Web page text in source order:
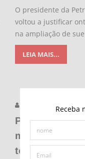
Receba
O presidente da
voltou a justificar
na ampliação de
LEIA MAIS...
17/08/
Portos e
movimentam
toneladas no